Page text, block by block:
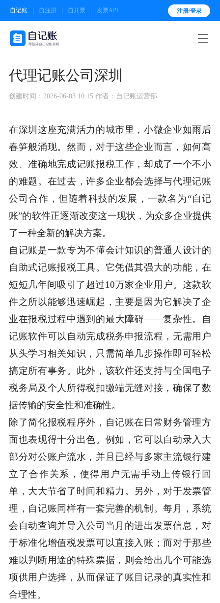
自记账 自注册 自开票 发票API 注册/登录

代理记账公司深圳
创建时间：2026-06-03 10:15 作者：自记账运营部
在深圳这座充满活力的城市里，小微企业如雨后
春笋般涌现。然而，对于这些企业而言，如何高
效、准确地完成记账报税工作，却成了一个不小
的难题。在过去，许多企业都会选择与代理记账
公司合作，但随着科技的发展，一款名为“自记
账”的软件正逐渐改变这一现状，为众多企业提供
了一种全新的解决方案。
自记账是一款专为不懂会计知识的普通人设计的
自助式记账报税工具。它凭借其强大的功能，在
短短几年间吸引了超过10万家企业用户。这款软
件之所以能够迅速崛起，主要是因为它解决了企
业在报税过程中遇到的最大障碍——复杂性。自
记账软件可以自动完成税务申报流程，无需用户
从头学习相关知识，只需简单几步操作即可轻松
搞定所有事务。此外，该软件还支持与全国电子
税务局及个人所得税扣缴端无缝对接，确保了数
据传输的安全性和准确性。
除了简化报税程序外，自记账在日常财务管理方
面也表现得十分出色。例如，它可以自动录入大
部分对公账户流水，并且已经与多家主流银行建
立了合作关系，使得用户无需手动上传银行回
单，大大节省了时间和精力。另外，对于发票管
理，自记账同样有一套完善的机制。每月，系统
会自动查询并导入公司当月的进出发票信息，对
于标准化增值税发票可以直接入账；而对于那些
难以判断用途的特殊票据，则会给出几个可能选
项供用户选择，从而保证了账目记录的真实性和
合理性。